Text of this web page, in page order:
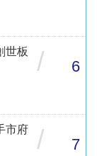
世板
/ 6
市府
/ 7